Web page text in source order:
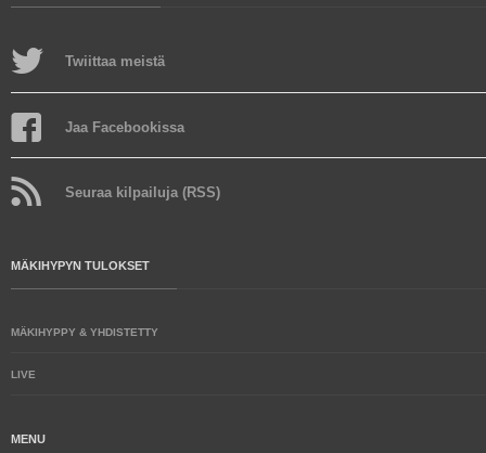
Twiittaa meistä
Jaa Facebookissa
Seuraa kilpailuja (RSS)
MÄKIHYPYN TULOKSET
MÄKIHYPPY & YHDISTETTY
LIVE
MENU